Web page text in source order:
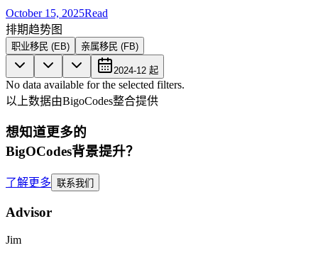
October 15, 2025Read
排期趋势图
职业移民 (EB) 亲属移民 (FB)
2024-12 起
No data available for the selected filters.
以上数据由BigoCodes整合提供
想知道更多的
BigOCodes背景提升？
了解更多 联系我们
Advisor
Jim